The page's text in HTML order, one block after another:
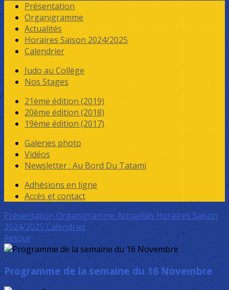
Présentation
Organigramme
Actualités
Horaires Saison 2024/2025
Calendrier
Judo au Collège
Nos Stages
21ème édition (2019)
20ème édition (2018)
19ème édition (2017)
Galeries photo
Vidéos
Newsletter : Au Bord Du Tatami
Adhésions en ligne
Accès et contact
PrésentationOrganigrammeActualités Horaires Saison
2024/2025 Calendrier
Retour
Programme de la semaine du 16 Novembre